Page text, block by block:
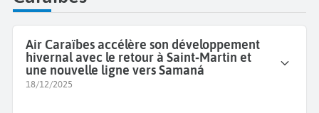
Air Caraïbes accélère son développement
hivernal avec le retour à Saint‑Martin et
une nouvelle ligne vers Samaná
18/12/2025